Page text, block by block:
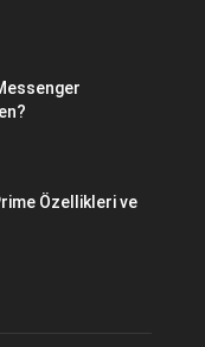
Özellikleri ve